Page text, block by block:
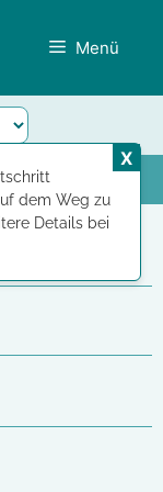
Menü
dem Weg zu
Details bei
X